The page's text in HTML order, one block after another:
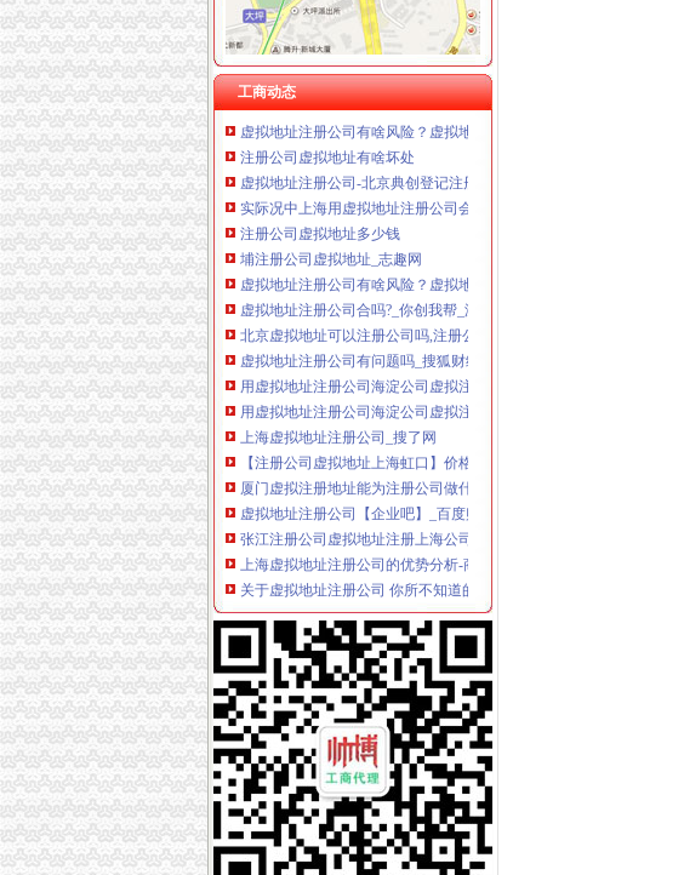
工商动态
虚拟地址注册公司的那些事,你都知道吗？-商务服务-绍兴E网
【虚拟地址注册公司北京提供虚拟办公司地址】价格_厂家_图片-Hc
【是无地址注册公司,虚拟地址注册公司】价格_厂家_图片-Hc360慧
虚拟地址注册公司-北京便民网
虚拟地址注册公司有啥风险？虚拟地址注册公司优势_搜狐财经_搜狐网
注册公司虚拟地址有啥坏处
虚拟地址注册公司-北京典创登记注册代理事务所
实际况中上海用虚拟地址注册公司会有什么麻烦？_百度知道
注册公司虚拟地址多少钱
埔注册公司虚拟地址_志趣网
虚拟地址注册公司有啥风险？虚拟地址注册公司优势_搜狐财经_搜狐网
虚拟地址注册公司合吗?_你创我帮_温州金点_新浪博客
北京虚拟地址可以注册公司吗,注册公司*办,虚拟地址注册公司-北京
虚拟地址注册公司有问题吗_搜狐财经_搜狐网
用虚拟地址注册公司海淀公司虚拟注册地址包年检-中国贸易网
用虚拟地址注册公司海淀公司虚拟注册地址包年检_志趣网
上海虚拟地址注册公司_搜了网
【注册公司虚拟地址上海虹口】价格_厂家_图片-Hc360慧聪网
厦门虚拟注册地址能为注册公司做什么-久久信息网
虚拟地址注册公司【企业吧】_百度贴吧
张江注册公司虚拟地址注册上海公司流程_搜狐财经_搜狐网
上海虚拟地址注册公司的优势分析-商务服务
关于虚拟地址注册公司 你所不知道的问题_北京代办注册公司-泓灼_
注册北京公司北京注册公司虚拟地址
注册公司虚拟地址到底可靠不可靠,会不会有人来查我？-商务服务
张江注册公司虚拟地址注册上海公司流程_搜狐财经_搜狐网
注册公司能否使用虚拟地址？
苏州工业园区虚拟地址注册公司需要哪些-商务服务-番禺社区网
公司注册地址,虚拟地址能注册吗
提供公司注册虚拟地址注册公司-爱喇叭网
陆家嘴注册公司,虚拟地址欢迎内外资企业落户！-产品网
北京虚拟注册地址_公司虚拟注册地址_虚拟办公地址
【58同城】注册公司虚拟地址
【提供公司注册地址虚拟注册地址】价格,厂家,图片,公司注册、
北京虚拟办公室提供虚拟注册公司注册地址图片,北京虚拟办公室提供